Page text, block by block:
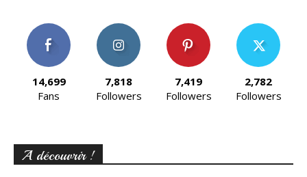
14,699
Fans
7,818
Followers
7,419
Followers
2,782
Followers
A découvrir !